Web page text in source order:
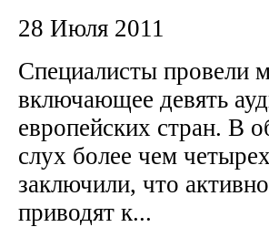
28 Июля 2011
Специалисты провели
включающее девять
европейских стран. В
слух более чем
заключили, что
приводят к...